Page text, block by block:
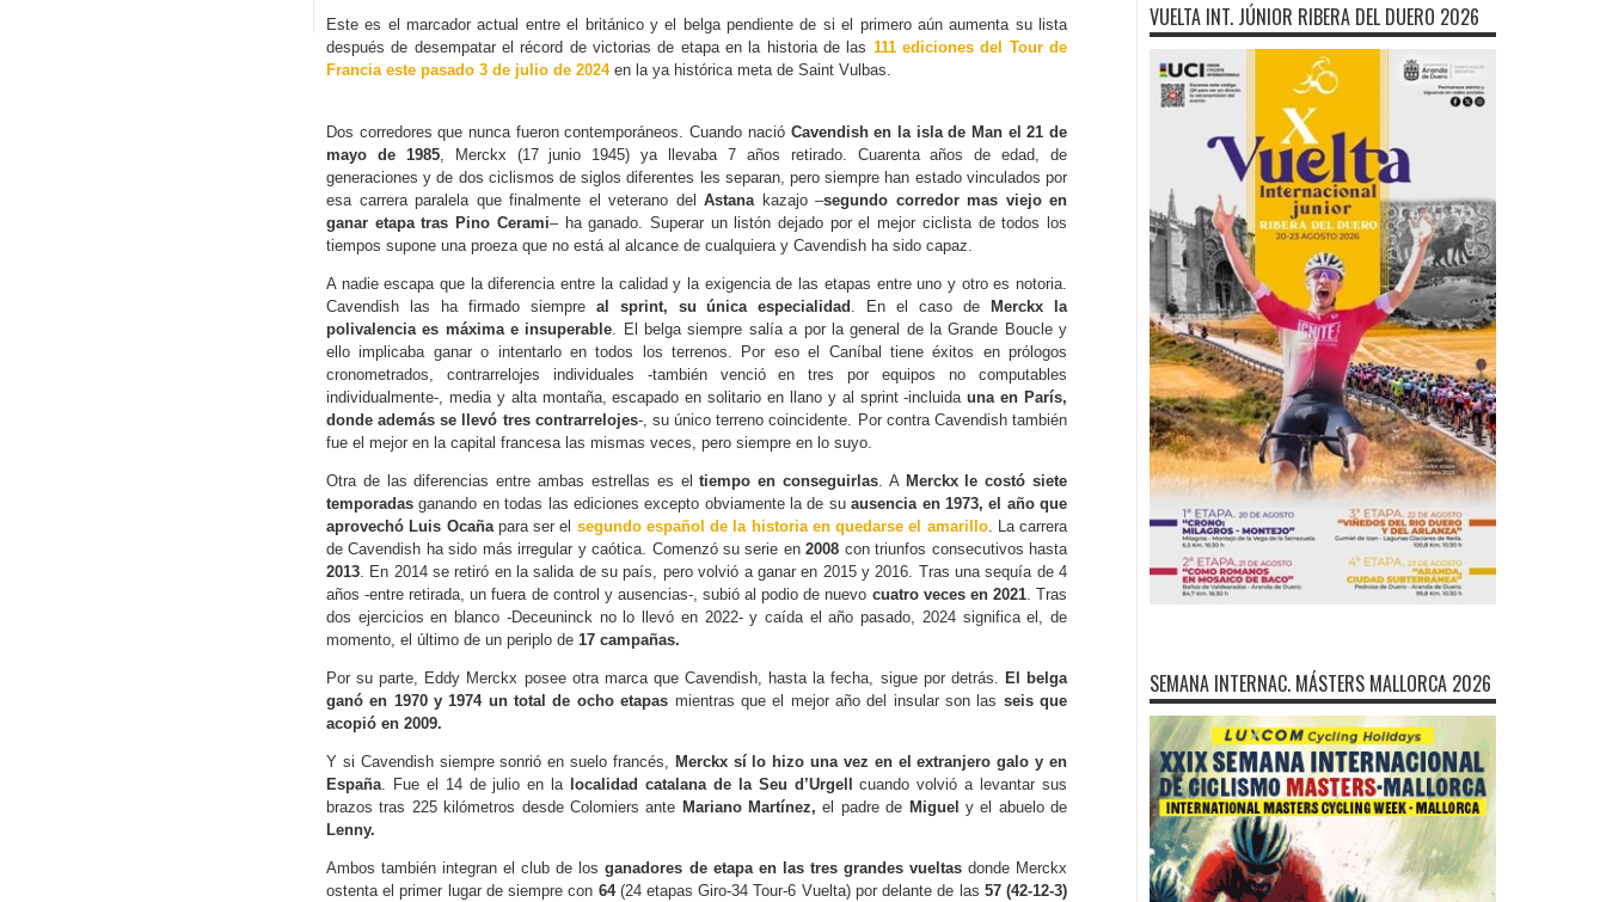
Este es el marcador actual entre el británico y el belga pendiente de si el primero aún aumenta su lista
después de desempatar el récord de victorias de etapa en la historia de las 111 ediciones del Tour de
Francia este pasado 3 de julio de 2024en la ya histórica meta de Saint Vulbas.
Dos corredores que nunca fueron contemporáneos. Cuando nació Cavendish en la isla de Man el 21 de
mayo de 1985, Merckx (17 junio 1945) ya llevaba 7 años retirado. Cuarenta años de edad, de
generaciones y de dos ciclismos de siglos diferentes les separan, pero siempre han estado vinculados por
esa carrera paralela que finalmente el veterano del Astanakazajo –segundo corredor mas viejo en
ganar etapa tras Pino Cerami– ha ganado. Superar un listón dejado por el mejor ciclista de todos los
tiempos supone una proeza que no está al alcance de cualquiera y Cavendish ha sido capaz.
A nadie escapa que la diferencia entre la calidad y la exigencia de las etapas entre uno y otro es notoria.
Cavendish las ha firmado siempre al sprint, su única especialidad . En el caso de
Merckx la
polivalencia es máxima e insuperable. El belga siempre salía a por la general de la Grande Boucle y
ello implicaba ganar o intentarlo en todos los terrenos. Por eso el Caníbal tiene éxitos en prólogos
cronometrados, contrarrelojes individuales -también venció en tres por equipos no computables
individualmente-, media y alta montaña, escapado en solitario en llano y al sprint -incluidauna en París,
donde además se llevó tres contrarrelojes-, su único terreno coincidente. Por contra Cavendish también
fue el mejor en la capital francesa las mismas veces, pero siempre en lo suyo.
Otra de las diferencias entre ambas estrellas es eltiempo en conseguirlas. A Merckx le costó siete
temporadas ganando en todas las ediciones excepto obviamente la de suausencia en 1973, el año que
aprovechó Luis Ocañapara ser el segundo español de la historia en quedarse el amarillo. La carrera
de Cavendish ha sido más irregular y caótica. Comenzó su serie en2008 con triunfos consecutivos hasta
2013. En 2014 se retiró en la salida de su país, pero volvió a ganar en 2015 y 2016. Tras una sequía de 4
años -entre retirada, un fuera de control y ausencias-, subió al podio de nuevo cuatro veces en 2021. Tras
dos ejercicios en blanco -Deceuninck no lo llevó en 2022- y caída el año pasado, 2024 significa el, de
momento, el último de un periplo de 17 campañas.
Por su parte, Eddy Merckx posee otra marca que Cavendish, hasta la fecha, sigue por detrás. El belga
ganó en 1970 y 1974 un total de ocho etapas mientras que el mejor año del insular son las seis que
acopió en 2009.
Y si Cavendish siempre sonrió en suelo francés, Merckx sí lo hizo una vez en el extranjero galo y en
España. Fue el 14 de julio en la localidad catalana de la Seu d’Urgell
cuando volvió a levantar sus
brazos tras 225 kilómetros desde Colomiers ante Mariano Martínez, el padre de Miguel y el abuelo de
Lenny.
Ambos también integran el club de losganadores de etapa en las tres grandes vueltasdonde Merckx
ostenta el primer lugar de siempre con 64(24 etapas Giro-34 Tour-6 Vuelta) por delante de las 57 (42-12-3)
VUELTA INT. JÚNIOR RIBERA DEL DUERO 2026
SEMANA INTERNAC. MÁSTERS MALLORCA 2026